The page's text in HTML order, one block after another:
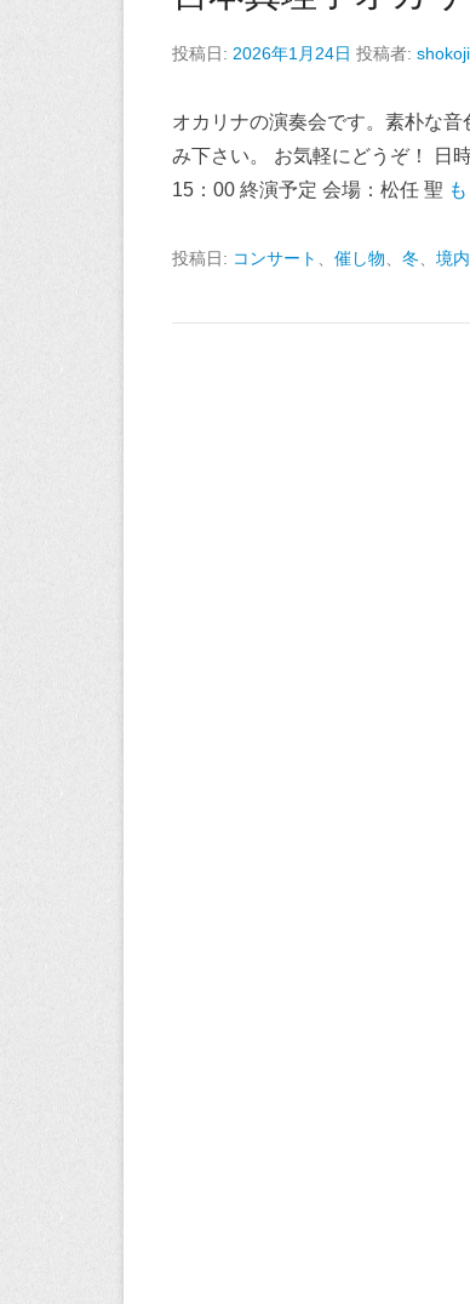
投稿日: 2026年1月24日 投稿者: shokoji
オカリナの演奏会です。素朴な
み下さい。 お気軽にどうぞ！ 日
15：00 終演予定 会場：松任 聖
投稿日: コンサート 催し物 冬 境内